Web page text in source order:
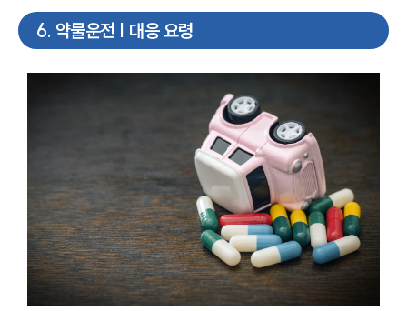
6. 약물운전 | 대응 요령